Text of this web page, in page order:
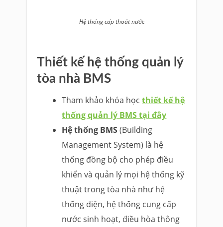
Hệ thống cấp thoát nước
Thiết kế hệ thống quản lý
tòa nhà BMS
Tham khảo khóa họcthiết kế hệ
thống quản lý BMS tại đây
Hệ thống BMS(Building
Management System) là hệ
thống đồng bộ cho phép điều
khiển và quản lý mọi hệ thống kỹ
thuật trong tòa nhà như hệ
thống điện, hệ thống cung cấp
nước sinh hoạt, điều hòa thông